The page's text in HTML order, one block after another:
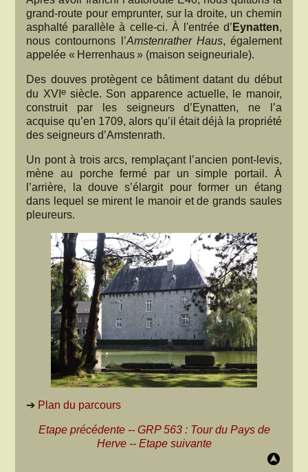
grand-route pour emprunter, sur la droite, un chemin
asphalté parallèle à celle-ci. À l'entrée d’ Eynatten,
nous contournons l’Amstenrather Haus, également
appelée « Herrenhaus » (maison seigneuriale).
Des douves protègent ce bâtiment datant du début
du XVI esiècle. Son apparence actuelle, le manoir,
construit par les seigneurs d’Eynatten, ne l’a
acquise qu’en 1709, alors qu’il était déjà la propriété
des seigneurs d’Amstenrath.
Un pont à trois arcs, remplaçant l’ancien pont-levis,
mène au porche fermé par un simple portail. À
l’arrière, la douve s’élargit pour former un étang
dans lequel se mirent le manoir et de grands saules
pleureurs.
➔ Plan du parcours
Etape précédente-- GRP 563 : Tour du Pays de
Herve-- Etape suivante